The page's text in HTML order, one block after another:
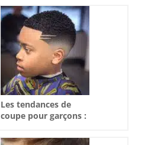
performance de leurs
offres
Les tendances de
coupe pour garçons :
style parfait